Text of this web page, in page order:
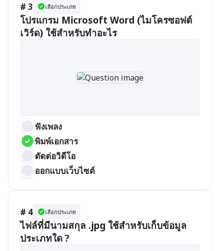
# 3 เลือกประเภท
โปรแกรม Microsoft Word (ไมโครซอฟต์
เวิร์ด) ใช้สำหรับทำอะไร
ฟังเพลง
พิมพ์เอกสาร
ตัดต่อวิดีโอ
ออกแบบเว็บไซต์
# 4 เลือกประเภท
ไฟล์ที่มีนามสกุล .jpg ใช้สำหรับเก็บข้อมูล
ประเภทใด ?